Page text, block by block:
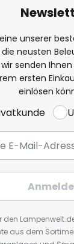
unserer
neusten
senden
ersten
einlösen
den
aus dem